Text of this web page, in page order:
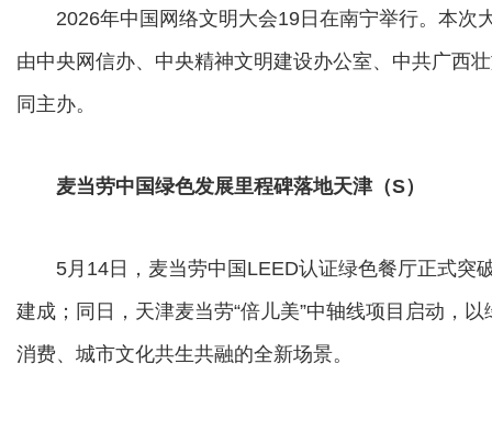
2026年中国网络文明大会19日在南宁举行。本次
由中央网信办、中央精神文明建设办公室、中共广西
同主办。
麦当劳中国绿色发展里程碑落地天津（S）
5月14日，麦当劳中国LEED认证绿色餐厅正式突
建成；同日，天津麦当劳“倍儿美”中轴线项目启动，
消费、城市文化共生共融的全新场景。